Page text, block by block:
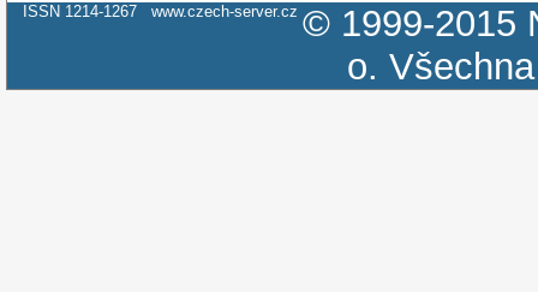
ISSN 1214-1267 www.czech-server.cz © 1999-2015
o.